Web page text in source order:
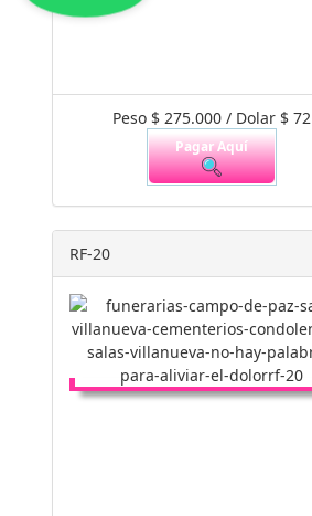
Peso $ 275.000 / Dolar $ 72
Pagar Aquí
RF-20